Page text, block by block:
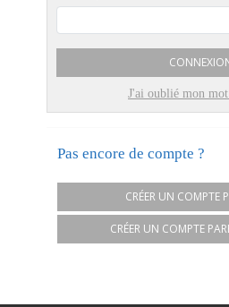
J'ai oublié mon mot
Pas encore de compte ?
CRÉER UN COMPTE
CRÉER UN COMPTE